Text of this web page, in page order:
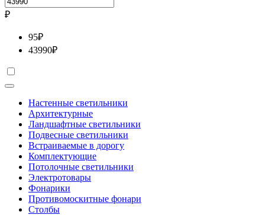
₽
95₽
43990₽
Настенные светильники
Архитектурные
Ландшафтные светильники
Подвесные светильники
Встраиваемые в дорогу
Комплектующие
Потолочные светильники
Электротовары
Фонарики
Противомоскитные фонари
Столбы